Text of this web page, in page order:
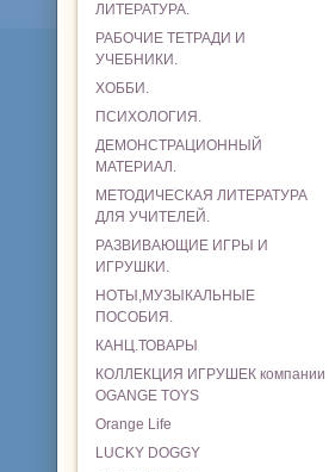
ЛИТЕРАТУРА.
РАБОЧИЕ ТЕТРАДИ И
УЧЕБНИКИ.
ХОББИ.
ПСИХОЛОГИЯ.
ДЕМОНСТРАЦИОННЫЙ
МАТЕРИАЛ.
МЕТОДИЧЕСКАЯ ЛИТЕРАТУРА
ДЛЯ УЧИТЕЛЕЙ.
РАЗВИВАЮЩИЕ ИГРЫ И
ИГРУШКИ.
НОТЫ,МУЗЫКАЛЬНЫЕ
ПОСОБИЯ.
КАНЦ.ТОВАРЫ
КОЛЛЕКЦИЯ ИГРУШЕК компании
OGANGE TOYS
Orange Life
LUCKY DOGGY